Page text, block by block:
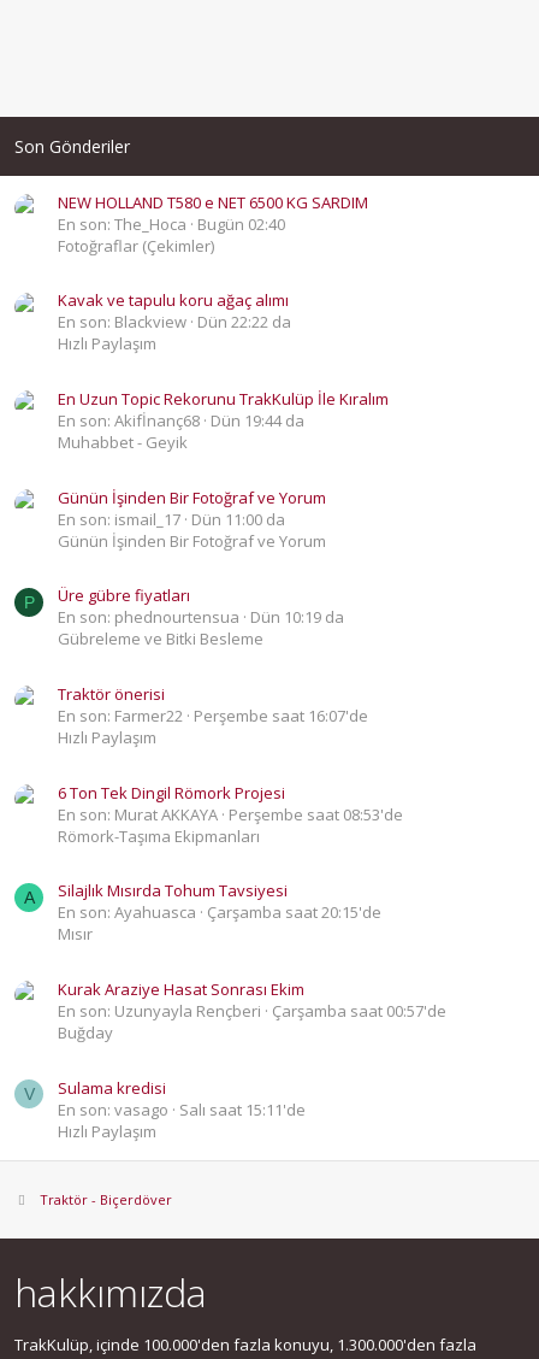
Son Gönderiler
NEW HOLLAND T580 e NET 6500 KG SARDIM
En son: The_Hoca
Bugün 02:40
Fotoğraflar (Çekimler)
Kavak ve tapulu koru ağaç alımı
En son: Blackview Dün 22:22 da
Hızlı Paylaşım
En Uzun Topic Rekorunu TrakKulüp İle Kıralım
En son: Akifİnanç68 Dün 19:44 da
Muhabbet - Geyik
Günün İşinden Bir Fotoğraf ve Yorum
En son: ismail_17 Dün 11:00 da
Günün İşinden Bir Fotoğraf ve Yorum
P
Üre gübre fiyatları
En son: phednourtensua
Dün 10:19 da
Gübreleme ve Bitki Besleme
Traktör önerisi
En son: Farmer22 Perşembe saat 16:07'de
Hızlı Paylaşım
6 Ton Tek Dingil Römork Projesi
En son: Murat AKKAYA Perşembe saat 08:53'de
Römork-Taşıma Ekipmanları
A
Silajlık Mısırda Tohum Tavsiyesi
En son: Ayahuasca
Çarşamba saat 20:15'de
Mısır
Kurak Araziye Hasat Sonrası Ekim
En son: Uzunyayla Rençberi
Çarşamba saat 00:57'de
Buğday
V
Sulama kredisi
En son: vasago
Salı saat 15:11'de
Hızlı Paylaşım
Traktör - Biçerdöver
hakkımızda
TrakKulüp, içinde 100.000'den fazla konuyu, 1.300.000'den fazla